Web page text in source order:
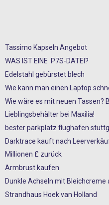
Tassimo Kapseln Angebot
WAS IST EINE .P7S-DATEI?
Edelstahl gebürstet blech
Wie kann man einen Laptop
Wie wäre es mit neuen Tassen?
Lieblingsbehälter bei Maxilia!
bester parkplatz flughafen
Darktrace kauft nach
Millionen £ zurück
Armbrust kaufen
Dunkle Achseln mit Bleichcreme
Strandhaus Hoek van Holland